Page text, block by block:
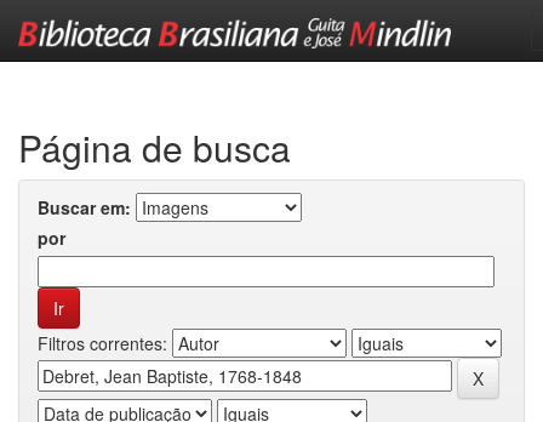
Página de busca
Buscar em:
por
Filtros correntes: